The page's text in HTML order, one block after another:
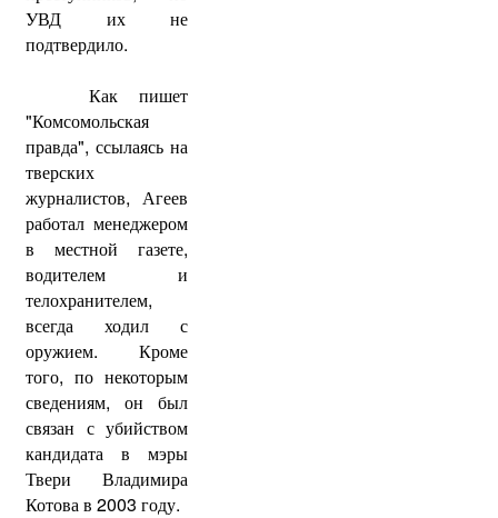
УВД их не
подтвердило.
Как пишет
"Комсомольская
правда", ссылаясь на
тверских
журналистов, Агеев
работал менеджером
в местной газете,
водителем и
телохранителем,
всегда ходил с
оружием. Кроме
того, по некоторым
сведениям, он был
связан с убийством
кандидата в мэры
Твери Владимира
Котова в 2003 году.